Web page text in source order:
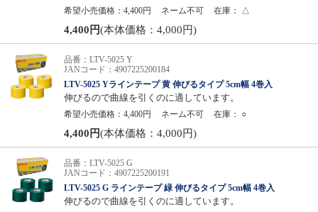
希望小売価格：4,400円
ネーム不可 在庫： △
4,400円(本体価格：4,000円)
品番：LTV-5025 Y
JANコード：4907225200184
LTV-5025 Yラインテープ 黄 伸びるタイプ 5cm幅 4巻入
伸びるので曲線を引くのに適しています。
希望小売価格：4,400円
ネーム不可 在庫： ○
4,400円(本体価格：4,000円)
品番：LTV-5025 G
JANコード：4907225200191
LTV-5025 G ラインテープ 緑 伸びるタイプ 5cm幅 4巻入
伸びるので曲線を引くのに適しています。